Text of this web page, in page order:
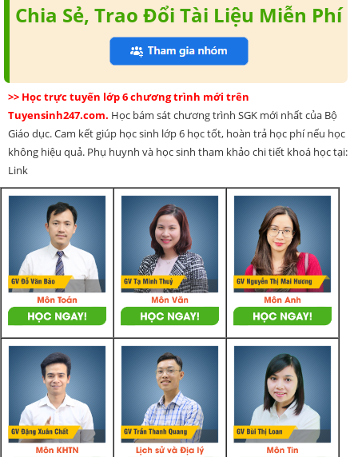
Chia Sẻ, Trao Đổi Tài Liệu Miễn Phí
>> Học trực tuyến lớp 6 chương trình mới trên
Tuyensinh247.com. Học bám sát chương trình SGK mới nhất của Bộ
Giáo dục. Cam kết giúp học sinh lớp 6 học tốt, hoàn trả học phí nếu học
không hiệu quả. Phụ huynh và học sinh tham khảo chi tiết khoá học tại:
Link